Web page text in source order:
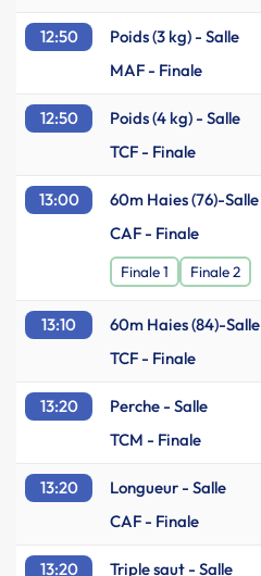
12:50 Poids (3 kg) - Salle
MAF - Finale
12:50 Poids (4 kg) - Salle
TCF - Finale
13:00 60m Haies (76)-Salle
CAF - Finale
Finale 1 Finale 2
13:10 60m Haies (84)-Salle
TCF - Finale
13:20 Perche - Salle
TCM - Finale
13:20 Longueur - Salle
CAF - Finale
13:20 Triple saut - Salle